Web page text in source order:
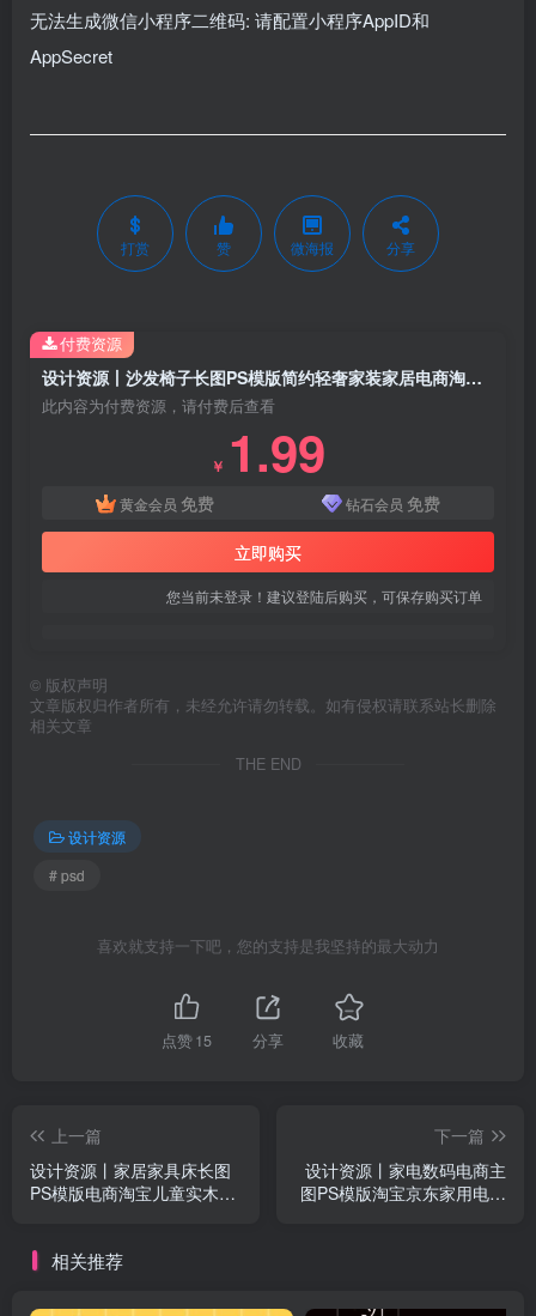
无法生成微信小程序二维码: 请配置小程序AppID和
AppSecret
打赏 赞 微海报 分享
设计资源丨沙发椅子长图PS模版简约轻奢家装家居电商淘宝详情页设计素材23套
此内容为付费资源，请付费后查看
￥ 1.99
黄金会员 免费 钻石会员 免费
立即购买
您当前未登录！建议登陆后购买，可保存购买订单
付费资源
© 版权声明
文章版权归作者所有，未经允许请勿转载。如有侵权请联系站长删除
相关文章
THE END
设计资源
# psd
喜欢就支持一下吧，您的支持是我坚持的最大动力
点赞15 分享 收藏
上一篇
设计资源丨家居家具床长图
PS模版电商淘宝儿童实木床
下一篇
设计资源丨家电数码电商主
图PS模版淘宝京东家用电器
相关推荐